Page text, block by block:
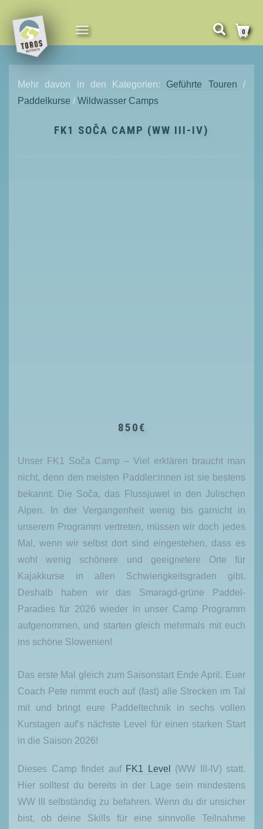
NAVIGATION
UMSCHALTEN
0
Mehr davon in den Kategorien: Geführte Touren /
Paddelkurse / Wildwasser Camps
FK1 SOČA CAMP (WW III-IV)
850€
Unser FK1 Soča Camp – Viel erklären braucht man
nicht, denn den meisten Paddler:innen ist sie bestens
bekannt: Die Soča, das Flussjuwel in den Julischen
Alpen. In der Vergangenheit wenig bis garnicht in
unserem Programm vertreten, müssen wir doch jedes
Mal, wenn wir selbst dort sind eingestehen, dass es
wohl wenig schönere und geeignetere Orte für
Kajakkurse in allen Schwierigkeitsgraden gibt.
Deshalb haben wir das Smaragd-grüne Paddel-
Paradies für 2026 wieder in unser Camp Programm
aufgenommen, und starten gleich mehrmals mit euch
ins schöne Slowenien!
Das erste Mal gleich zum Saisonstart Ende April. Euer
Coach Pete nimmt euch auf (fast) alle Strecken im Tal
mit und bringt eure Paddeltechnik in sechs vollen
Kurstagen auf’s nächste Level für einen starken Start
in die Saison 2026!
Dieses Camp findet auf FK1 Level
(WW III-IV) statt.
Hier solltest du bereits in der Lage sein mindestens
WW III selbständig zu befahren. Wenn du dir unsicher
bist, ob deine Skills für eine sinnvolle Teilnahme